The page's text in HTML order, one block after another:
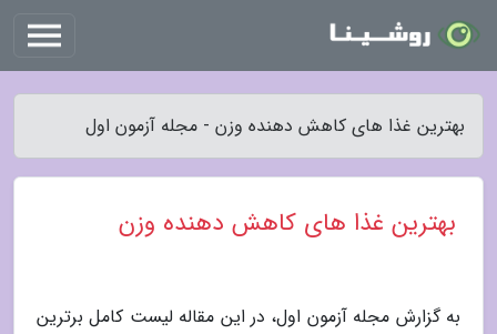
بهترین غذا های کاهش دهنده وزن - مجله آزمون اول
بهترین غذا های کاهش دهنده وزن
به گزارش مجله آزمون اول، در این مقاله لیست کامل برترین